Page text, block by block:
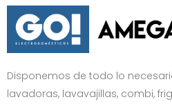
Disponemos de todo lo
lavadoras, lavavajillas, combi,